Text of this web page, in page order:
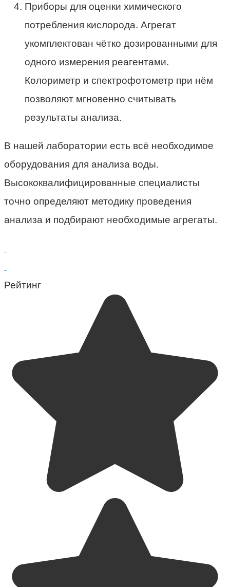
Приборы для оценки химического
потребления кислорода. Агрегат
укомплектован чётко дозированными для
одного измерения реагентами.
Колориметр и спектрофотометр при нём
позволяют мгновенно считывать
результаты анализа.
В нашей лаборатории есть всё необходимое
оборудования для анализа воды.
Высококвалифицированные специалисты
точно определяют методику проведения
анализа и подбирают необходимые агрегаты.
Рейтинг